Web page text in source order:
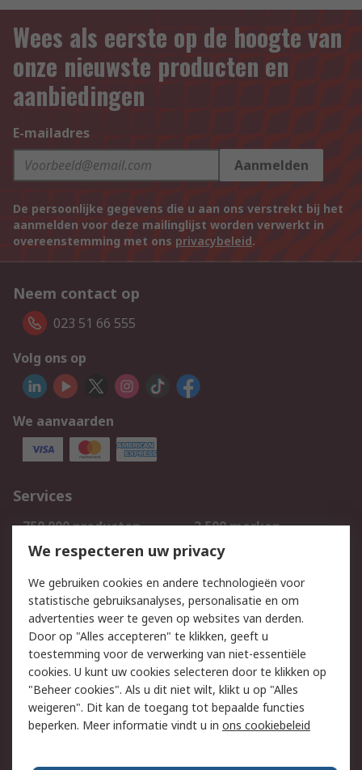
Wees als eerste op de hoogte van
onze nieuwste producten en
aanbiedingen
E-mailadres
Aanmelden
De persoonlijke gegevens die u aan ons verstrekt bij het
aanmelden voor deze mailinglijst worden verwerkt in
overeenstemming met ons privacybeleid.
Neem contact op
023 51 66 555
Volg ons op
We aanvaarden
Services
750.000 producten
2.500 merken
Bestellen
Inkoopoplossingen
Track & Trace
Wettelijk
Cookiebeleid
Email veiligheid
Privacybeleid
Websitevoorwaarden
Algemene
verkoopvoorwaarden
We respecteren uw privacy
We gebruiken cookies en andere technologieën voor
statistische gebruiksanalyses, personalisatie en om
advertenties weer te geven op websites van derden.
Door op "Alles accepteren" te klikken, geeft u
toestemming voor de verwerking van niet-essentiële
cookies. U kunt uw cookies selecteren door te klikken op
"Beheer cookies". Als u dit niet wilt, klikt u op "Alles
weigeren". Dit kan de toegang tot bepaalde functies
beperken. Meer informatie vindt u in ons cookiebeleid